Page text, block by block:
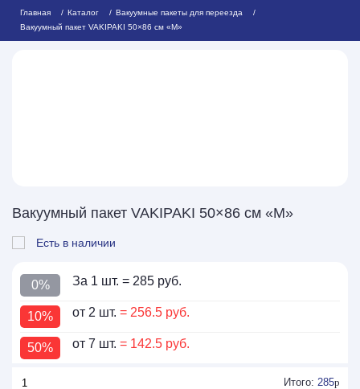
Главная Каталог
Вакуумные пакеты для переезда
Вакуумный пакет VAKIPAKI 50×86 см «М»
Вакуумный пакет VAKIPAKI 50×86 см «М»
Есть в наличии
0% За 1 шт. = 285 руб.
10% от 2 шт. = 256.5 руб.
50% от 7 шт. = 142.5 руб.
Итого: 285p